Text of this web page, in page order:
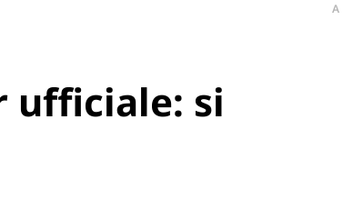
ufficiale: si